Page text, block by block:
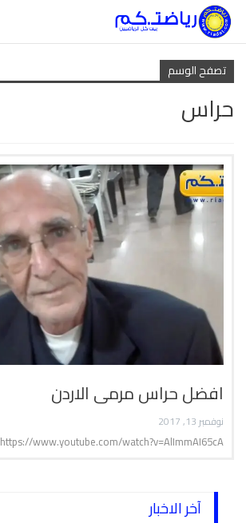
تصفح الوسم
حراس
افضل حراس مرمى الاردن
نوفمبر 13, 2017
https://www.youtube.com/watch?v=AlImmAI65cA
آخر الاخبار